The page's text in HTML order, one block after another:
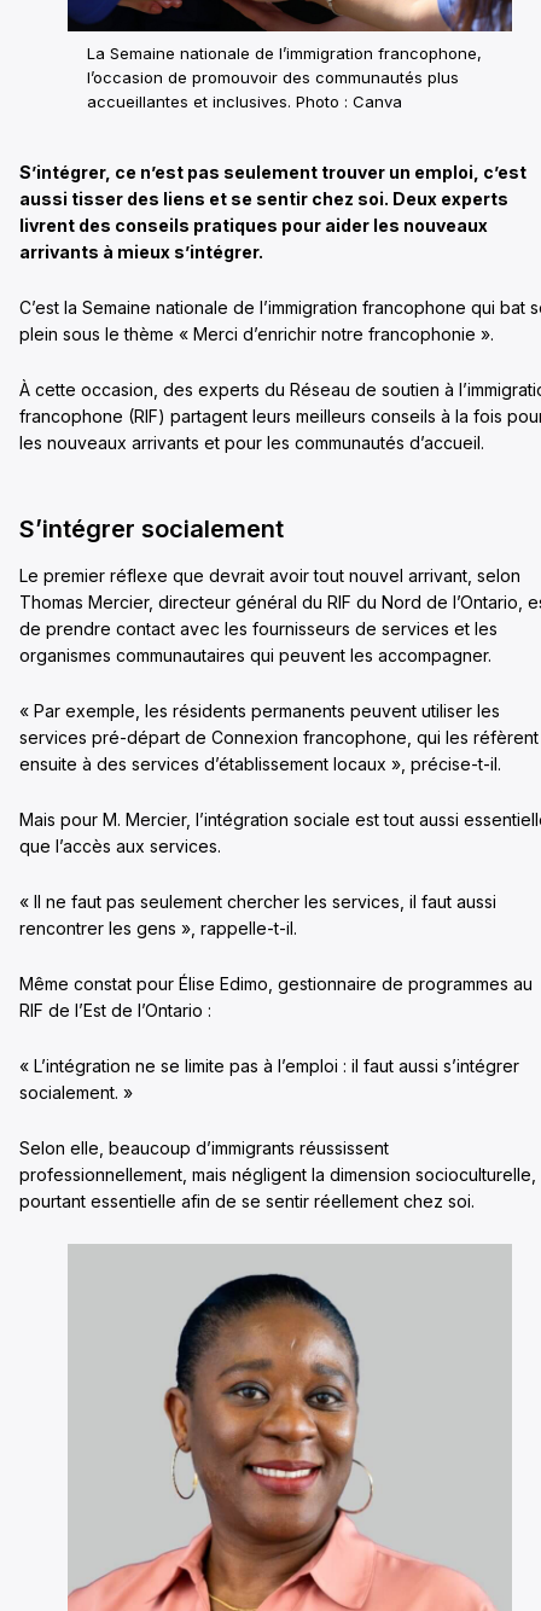
La Semaine nationale de l’immigration francophone,
l’occasion de promouvoir des communautés plus
accueillantes et inclusives. Photo : Canva
S’intégrer, ce n’est pas seulement trouver un emploi, c’est
aussi tisser des liens et se sentir chez soi. Deux experts
livrent des conseils pratiques pour aider les nouveaux
arrivants à mieux s’intégrer.
C’est la Semaine nationale de l’immigration francophone qui bat
plein sous le thème « Merci d’enrichir notre francophonie ».
À cette occasion, des experts du Réseau de soutien à
francophone (RIF) partagent leurs meilleurs conseils à la fois
les nouveaux arrivants et pour les communautés d’accueil.
S’intégrer socialement
Le premier réflexe que devrait avoir tout nouvel arrivant, selon
Thomas Mercier, directeur général du RIF du Nord de l’Ontario,
de prendre contact avec les fournisseurs de services et les
organismes communautaires qui peuvent les accompagner.
« Par exemple, les résidents permanents peuvent utiliser les
services pré-départ de Connexion francophone, qui les réfèrent
ensuite à des services d’établissement locaux », précise-t-il.
Mais pour M. Mercier, l’intégration sociale est tout aussi
que l’accès aux services.
« Il ne faut pas seulement chercher les services, il faut aussi
rencontrer les gens », rappelle-t-il.
Même constat pour Élise Edimo, gestionnaire de programmes au
RIF de l’Est de l’Ontario :
« L’intégration ne se limite pas à l’emploi : il faut aussi s’intégrer
socialement. »
Selon elle, beaucoup d’immigrants réussissent
professionnellement, mais négligent la dimension socioculturelle,
pourtant essentielle afin de se sentir réellement chez soi.